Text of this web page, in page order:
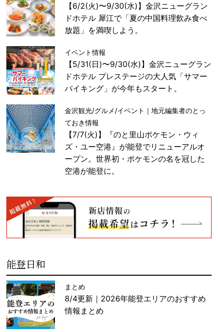
【6/2(火)〜9/30(水)】金沢ニューグラン
ドホテル 犀江で「夏の中国料理飲み食べ
放題」を満喫しよう。
イベント情報
【5/31(日)〜9/30(水)】金沢ニューグラン
ドホテル プレステージの大人気「サマー
バイキング」が今年もスタート。
金沢観光/グルメ/イベント｜地元編集者のとっ
ておき情報
【7/7(火)】『のと里山ポケモン・ウィ
ズ・ユー空港』が能登でリニューアルオ
ープン。世界初・ポケモンの名を冠した
空港が能登に。
能登日和
まとめ
8/4更新｜2026年能登エリアのおすすめ
情報まとめ